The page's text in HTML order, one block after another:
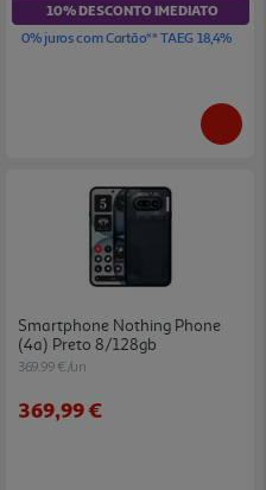
10% DESCONTO IMEDIATO
0% juros com Cartão** TAEG 18,4%
Smartphone Nothing Phone
(4a) Preto 8/128gb
369.99 €/un
369,99 €